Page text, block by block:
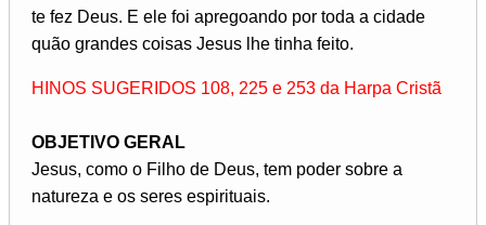
te fez Deus. E ele foi apregoando por toda a cidade
quão grandes coisas Jesus lhe tinha feito.
HINOS SUGERIDOS 108, 225 e 253 da Harpa Cristã
OBJETIVO GERAL
Jesus, como o Filho de Deus, tem poder sobre a
natureza e os seres espirituais.